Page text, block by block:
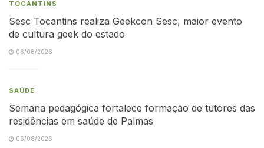
TOCANTINS
Sesc Tocantins realiza Geekcon Sesc, maior evento
de cultura geek do estado
06/08/2026
SAÚDE
Semana pedagógica fortalece formação de tutores das
residências em saúde de Palmas
06/08/2026